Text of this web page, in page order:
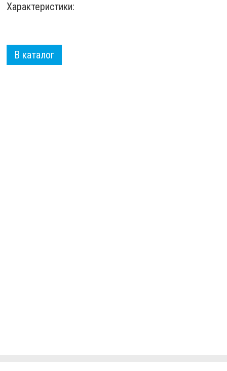
Характеристики:
В каталог